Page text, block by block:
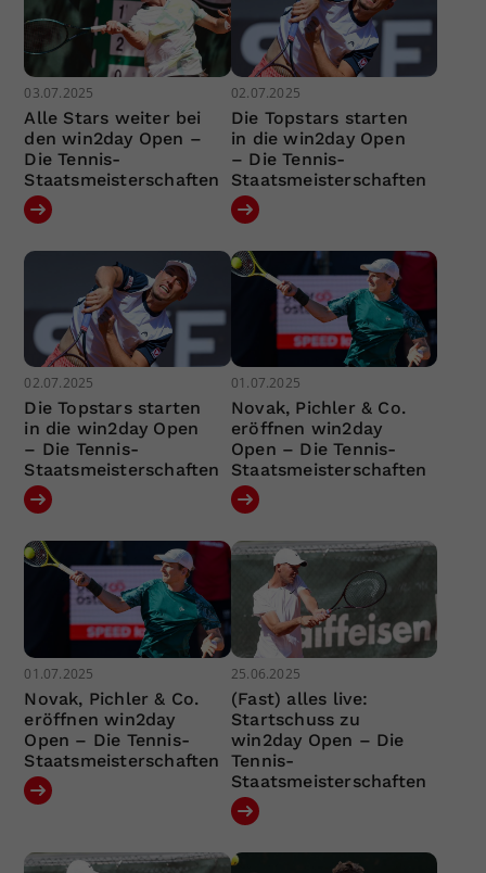
03.07.2025
Alle Stars weiter bei
den win2day Open –
Die Tennis-
Staatsmeisterschaften
02.07.2025
Die Topstars starten
in die win2day Open
– Die Tennis-
Staatsmeisterschaften
02.07.2025
Die Topstars starten
in die win2day Open
– Die Tennis-
Staatsmeisterschaften
01.07.2025
Novak, Pichler & Co.
eröffnen win2day
Open – Die Tennis-
Staatsmeisterschaften
01.07.2025
Novak, Pichler & Co.
eröffnen win2day
Open – Die Tennis-
Staatsmeisterschaften
25.06.2025
(Fast) alles live:
Startschuss zu
win2day Open – Die
Tennis-
Staatsmeisterschaften